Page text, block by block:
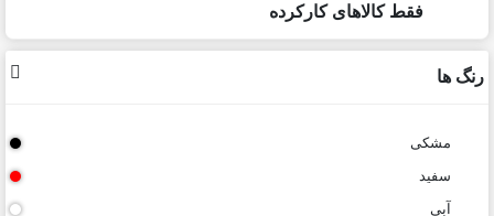
فقط کالاهای کارکرده
رنگ ها
مشکی
سفید
آبی